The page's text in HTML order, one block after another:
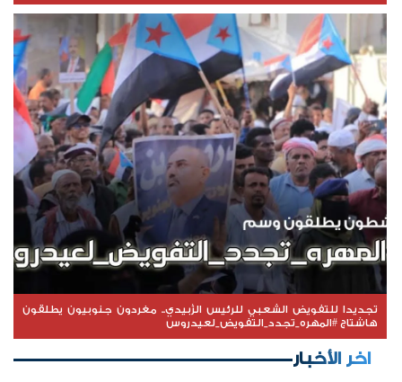
تجديدا للتفويض الشعبي للرئيس الزُبيدي.. مغردون جنوبيون يطلقون
هاشتاج #المهره_تجدد_التفويض_لعيدروس
اخر الأخبار